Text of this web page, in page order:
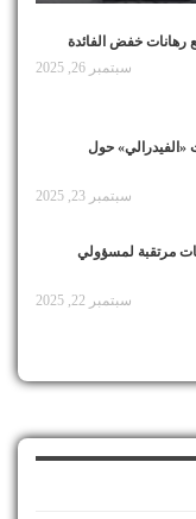
رهانات خفض الفائدة
سبتمبر 26, 2025
«الفيدرالي» حول
سبتمبر 23, 2025
مرتقبة لمسؤولي
سبتمبر 22, 2025